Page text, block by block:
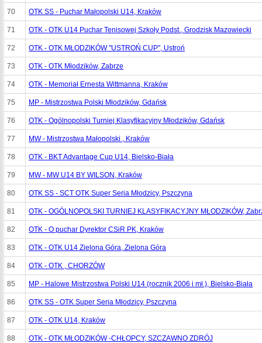
70 OTK SS - Puchar Małopolski U14, Kraków
71 OTK - OTK U14 Puchar Tenisowej Szkoły Podst., Grodzisk Mazowiecki
72 OTK - OTK MŁODZIKÓW "USTROŃ CUP", Ustroń
73 OTK - OTK Młodzików, Zabrze
74 OTK - Memoriał Ernesta Wittmanna, Kraków
75 MP - Mistrzostwa Polski Młodzików, Gdańsk
76 OTK - Ogólnopolski Turniej Klasyfikacyjny Młodzików, Gdańsk
77 MW - Mistrzostwa Małopolski , Kraków
78 OTK - BKT Advantage Cup U14, Bielsko-Biała
79 MW - MW U14 BY WILSON, Kraków
80 OTK SS - SCT OTK Super Seria Młodzicy, Pszczyna
81 OTK - OGÓLNOPOLSKI TURNIEJ KLASYFIKACYJNY MŁODZIKÓW,
82 OTK - O puchar Dyrektor CSiR PK, Kraków
83 OTK - OTK U14 Zielona Góra, Zielona Góra
84 OTK - OTK , CHORZÓW
85 MP - Halowe Mistrzostwa Polski U14 (rocznik 2006 i mł.), Bielsko-Biała
86 OTK SS - OTK Super Seria Młodzicy, Pszczyna
87 OTK - OTK U14, Kraków
88 OTK - OTK MŁODZIKÓW -CHŁOPCY, SZCZAWNO ZDRÓJ